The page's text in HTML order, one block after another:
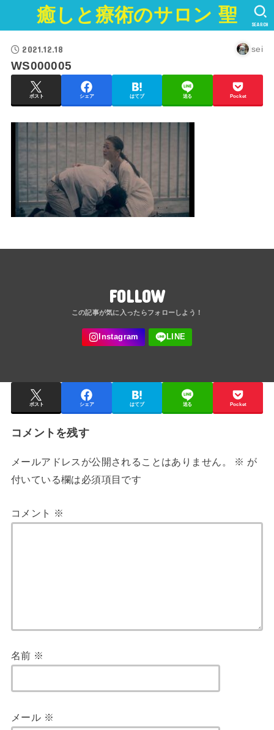
癒しと療術のサロン 聖 SEARCH
2021.12.18 sei
WS000005
ポスト シェア はてブ 送る Pocket
FOLLOW
ポスト シェア はてブ 送る Pocket
コメントを残す
メールアドレスが公開されることはありません。 ※ が
付いている欄は必須項目です
コメント ※
名前 ※
メール ※